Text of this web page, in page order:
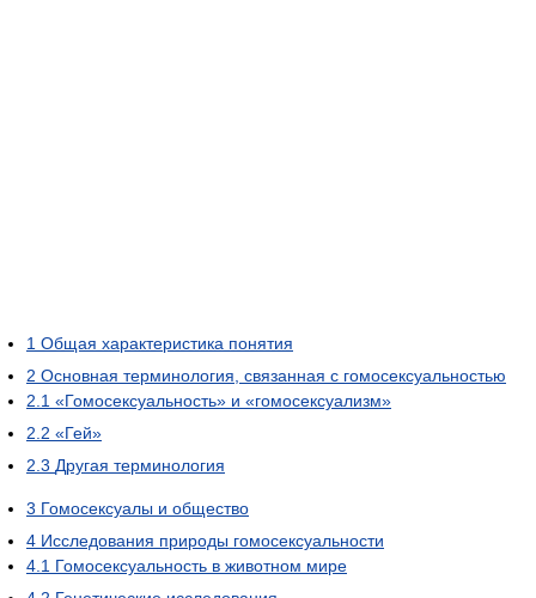
1 Общая характеристика понятия
2 Основная терминология, связанная с гомосексуальностью
2.1 «Гомосексуальность» и «гомосексуализм»
2.2 «Гей»
2.3 Другая терминология
3 Гомосексуалы и общество
4 Исследования природы гомосексуальности
4.1 Гомосексуальность в животном мире